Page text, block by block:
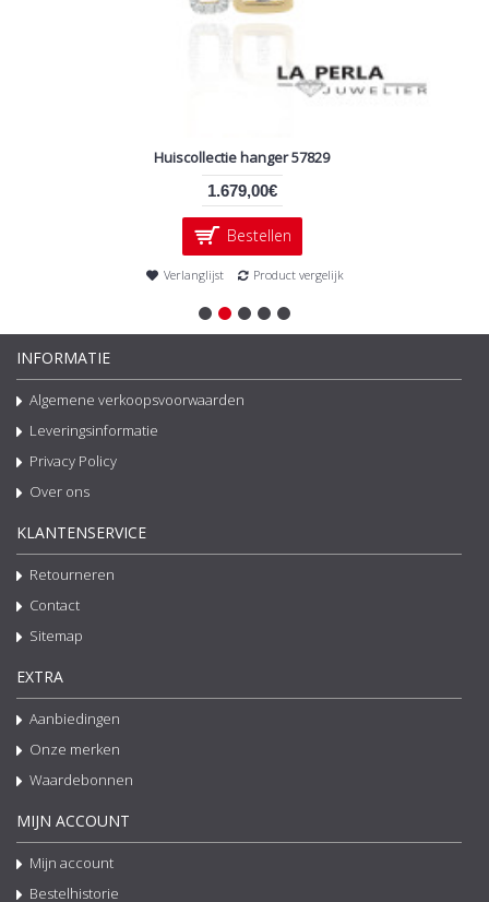
Huiscollectie hanger 57829
1.679,00€
Bestellen
Verlanglijst Product vergelijk
INFORMATIE
Algemene verkoopsvoorwaarden
Leveringsinformatie
Privacy Policy
Over ons
KLANTENSERVICE
Retourneren
Contact
Sitemap
EXTRA
Aanbiedingen
Onze merken
Waardebonnen
MIJN ACCOUNT
Mijn account
Bestelhistorie